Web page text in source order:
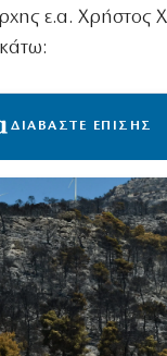
ε.α. Χρήστος
ΔΙΑΒΑΣΤΕ ΕΠΙΣΗΣ